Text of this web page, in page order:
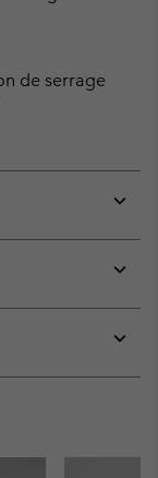
de serrage
or
or
or